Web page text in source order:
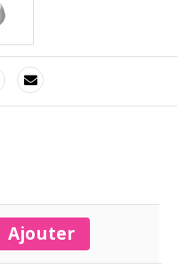
Ajouter